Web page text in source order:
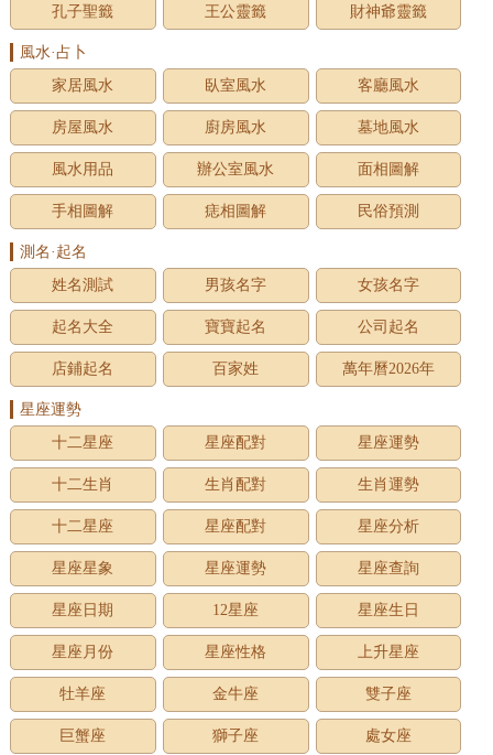
孔子聖籤 王公靈籤 財神爺靈籤
風水·占卜
家居風水
臥室風水 客廳風水
房屋風水 廚房風水 墓地風水
風水用品 辦公室風水 面相圖解
手相圖解 痣相圖解 民俗預測
測名·起名
姓名測試
男孩名字 女孩名字
起名大全 寶寶起名 公司起名
店鋪起名 百家姓 萬年曆2026年
星座運勢
十二星座
星座配對 星座運勢
十二生肖 生肖配對 生肖運勢
十二星座 星座配對 星座分析
星座星象 星座運勢 星座查詢
星座日期 12星座 星座生日
星座月份 星座性格 上升星座
牡羊座 金牛座 雙子座
巨蟹座 獅子座 處女座